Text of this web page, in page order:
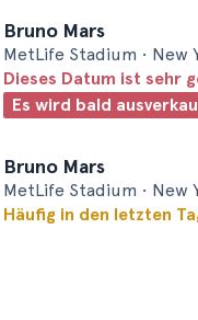
Bruno Mars
MetLife Stadium • New
Dieses Datum ist sehr
Es wird bald
Bruno Mars
MetLife Stadium • New
Häufig in den letzten